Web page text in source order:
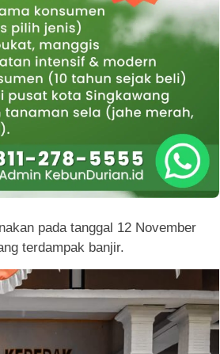
pada tanggal 12 November
terdampak banjir.